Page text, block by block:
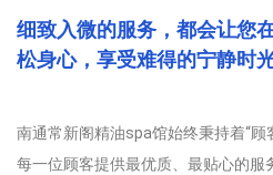
细致入微的服务，都会让您
松身心，享受难得的宁静时光
南通常新阁精油spa馆始终秉持着“顾
每一位顾客提供最优质、最贴心的服